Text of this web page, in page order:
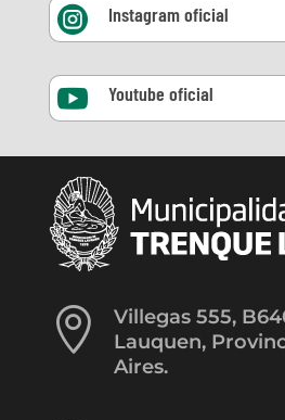
 Instagram oficial
 Youtube oficial

Villegas 555,
Lauquen,
Aires.